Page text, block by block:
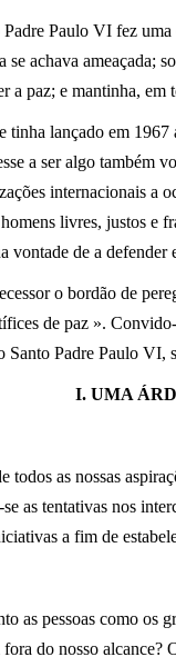
Paulo VI fez
achava ameaçada;
a paz; e mantinha,
tinha lançado em
a ser algo também
internacionais
livres, justos e
vontade de a defender
o bordão de
de paz ».
Padre Paulo VI,
I. UMA
todos as nossas
as tentativas nos
a fim de
as pessoas como
do nosso alcance?